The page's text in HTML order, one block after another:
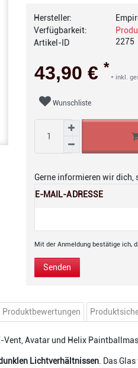
Hersteller:
Verfügbarkeit:
Artikel-ID
2275
43,90 € *
* inkl.
Wunschliste
Gerne informieren wir dich,
E-MAIL-ADRESSE
Mit der Anmeldung bestätige ich,
Senden
Produktbewertungen
Vent, Avatar und Helix
Lichtverhältnissen. Das